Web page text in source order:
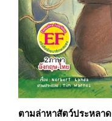
ตามล่าหาสัตว์ประหลา